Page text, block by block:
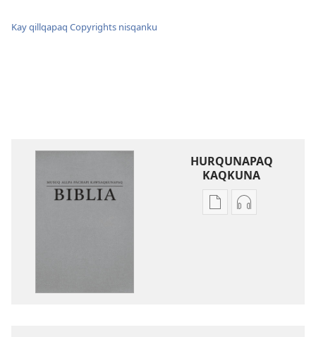
Kay qillqapaq Copyrights nisqanku
HURQUNAPAQ
KAQKUNA
Qillqakunata
Uyarinapaq